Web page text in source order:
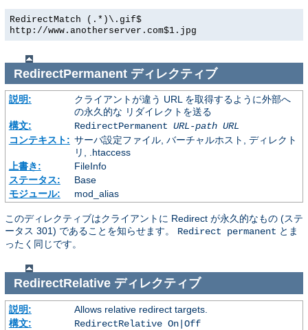
RedirectMatch (.*)\.gif$
http://www.anotherserver.com$1.jpg
RedirectPermanentディレクティブ
説明:
クライアントが違う URL を取得するように外部へ
の永久的な リダイレクトを送る
構文:
RedirectPermanent URL-path URL
コンテキスト: サーバ設定ファイル, バーチャルホスト, ディレクト
リ, .htaccess
上書き:
FileInfo
ステータス:
Base
モジュール:
mod_alias
このディレクティブはクライアントに Redirect が永久的なもの (ステ
ータス 301) であることを知らせます。 Redirect permanent とま
ったく同じです。
RedirectRelativeディレクティブ
説明:
Allows relative redirect targets.
構文:
RedirectRelative On|Off